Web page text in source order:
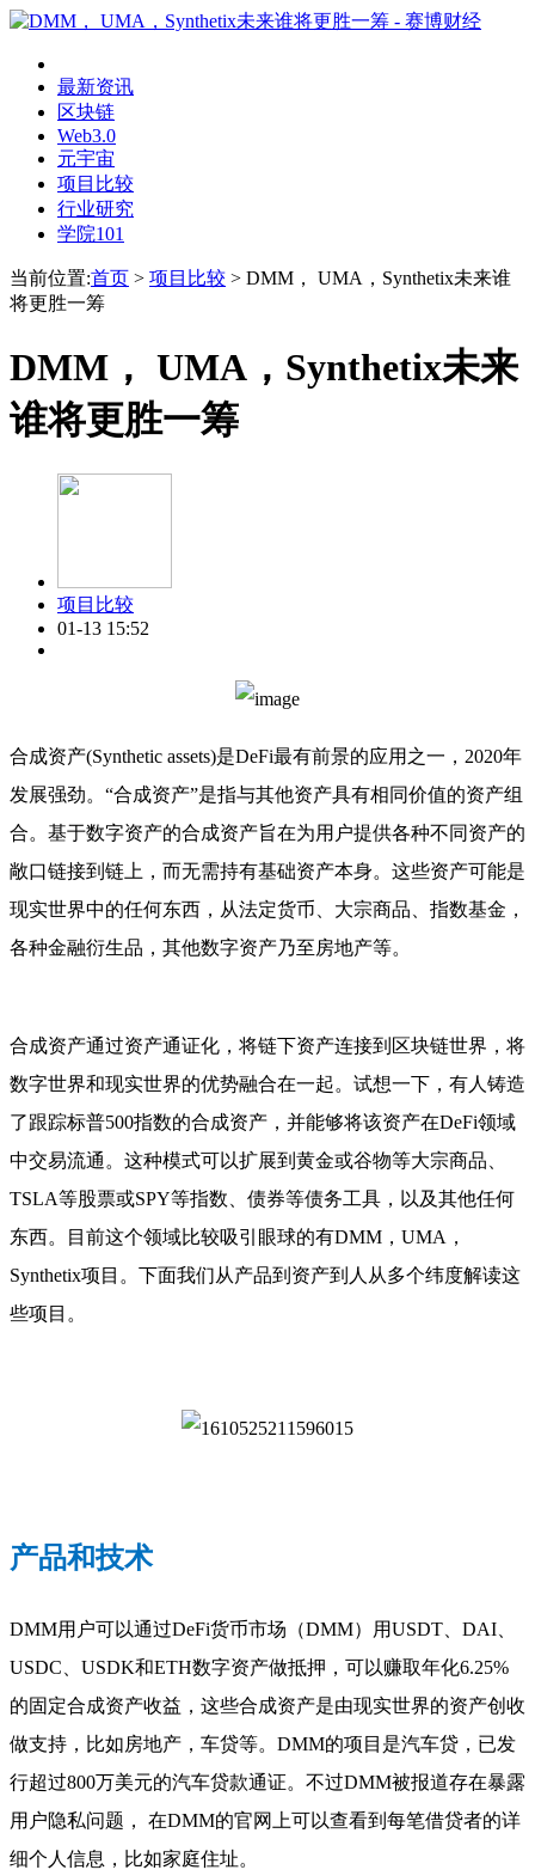
最新资讯
区块链
Web3.0
元宇宙
项目比较
行业研究
学院101
当前位置:首页 > 项目比较 > DMM， UMA，Synthetix未来谁
将更胜一筹
DMM， UMA，Synthetix未来
谁将更胜一筹
项目比较
01-13 15:52
合成资产(Synthetic assets)是DeFi最有前景的应用之一，2020年
发展强劲。“合成资产”是指与其他资产具有相同价值的资产组
合。基于数字资产的合成资产旨在为用户提供各种不同资产的
敞口链接到链上，而无需持有基础资产本身。这些资产可能是
现实世界中的任何东西，从法定货币、大宗商品、指数基金，
各种金融衍生品，其他数字资产乃至房地产等。
合成资产通过资产通证化，将链下资产连接到区块链世界，将
数字世界和现实世界的优势融合在一起。试想一下，有人铸造
了跟踪标普500指数的合成资产，并能够将该资产在DeFi领域
中交易流通。这种模式可以扩展到黄金或谷物等大宗商品、
TSLA等股票或SPY等指数、债券等债务工具，以及其他任何
东西。目前这个领域比较吸引眼球的有DMM，UMA，
Synthetix项目。下面我们从产品到资产到人从多个纬度解读这
些项目。
产品和技术
DMM用户可以通过DeFi货币市场（DMM）用USDT、DAI、
USDC、USDK和ETH数字资产做抵押，可以赚取年化6.25%
的固定合成资产收益，这些合成资产是由现实世界的资产创收
做支持，比如房地产，车贷等。DMM的项目是汽车贷，已发
行超过800万美元的汽车贷款通证。不过DMM被报道存在暴露
用户隐私问题， 在DMM的官网上可以查看到每笔借贷者的详
细个人信息，比如家庭住址。